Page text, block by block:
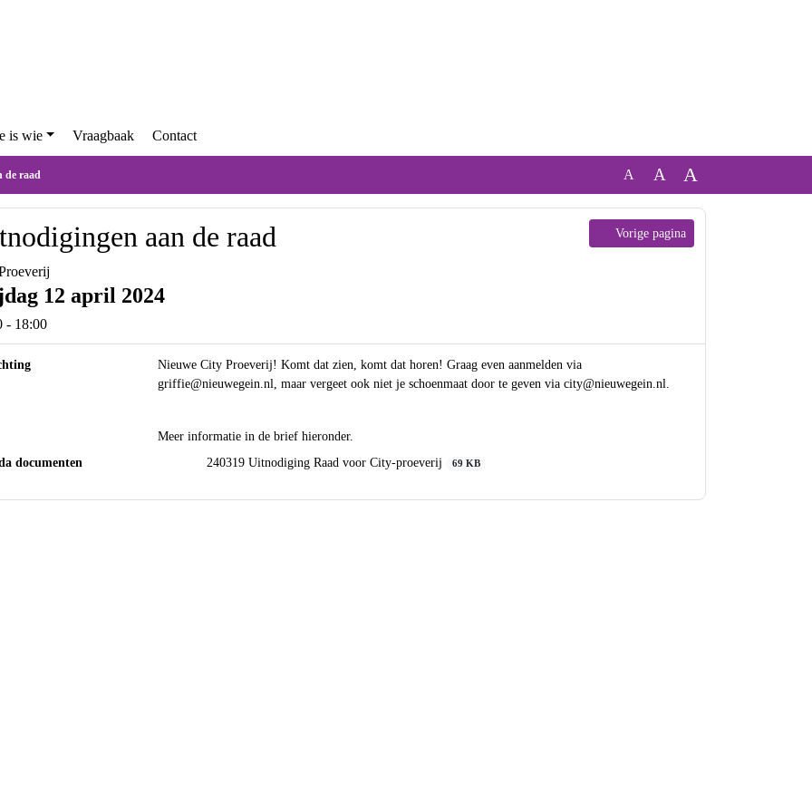
Wie is wie Vraagbaak
aan de raad A A A
Vorige pagina
aan de raad
12 april 2024
- 18:00
griffie@nieuwegein.nl, maar vergeet ook niet je schoenmaat door te geven via
city@nieuwegein.nl.